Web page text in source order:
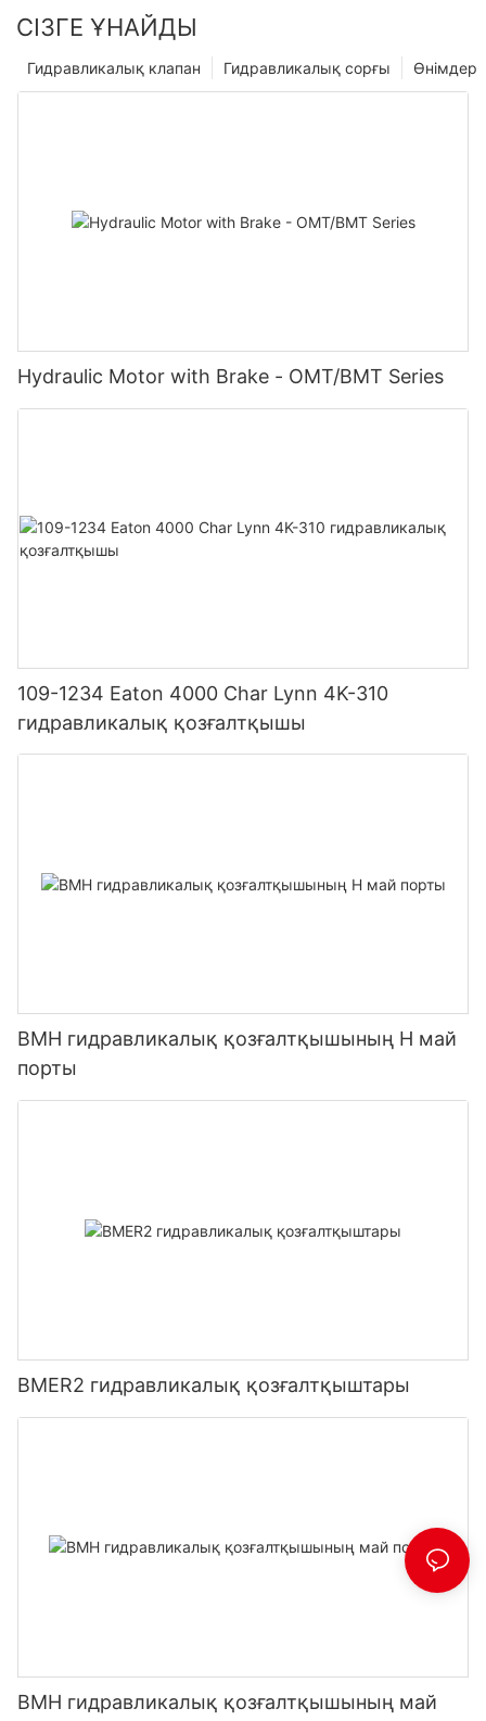
СІЗГЕ ҰНАЙДЫ
Өнімдер
Гидравликалық сорғы
Гидравликалық клапан
Hydraulic Motor with Brake - OMT/BMT Series
109-1234 Eaton 4000 Char Lynn 4K-310
гидравликалық қозғалтқышы
BMH гидравликалық қозғалтқышының H май
порты
BMER2 гидравликалық қозғалтқыштары
BMH гидравликалық қозғалтқышының май